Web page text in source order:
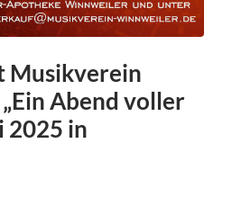
Musikverein
Abend voller
2025 in